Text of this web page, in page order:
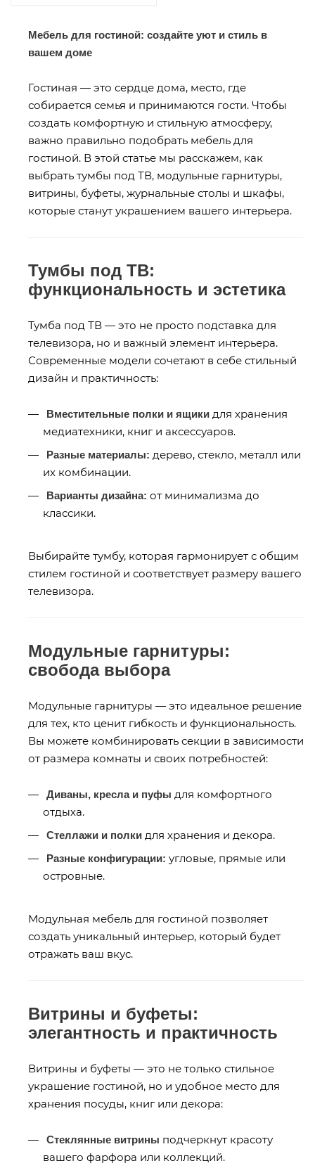
Мебель для гостиной: создайте уют и стиль в
вашем доме
Гостиная — это сердце дома, место, где
собирается семья и принимаются гости. Чтобы
создать комфортную и стильную атмосферу,
важно правильно подобрать мебель для
гостиной. В этой статье мы расскажем, как
выбрать тумбы под ТВ, модульные гарнитуры,
витрины, буфеты, журнальные столы и шкафы,
которые станут украшением вашего интерьера.
Тумбы под ТВ:
функциональность и эстетика
Тумба под ТВ — это не просто подставка для
телевизора, но и важный элемент интерьера.
Современные модели сочетают в себе стильный
дизайн и практичность:
Вместительные полки и ящики для хранения
медиатехники, книг и аксессуаров.
Разные материалы: дерево, стекло, металл или
их комбинации.
Варианты дизайна: от минимализма до
классики.
Выбирайте тумбу, которая гармонирует с общим
стилем гостиной и соответствует размеру вашего
телевизора.
Модульные гарнитуры:
свобода выбора
Модульные гарнитуры — это идеальное решение
для тех, кто ценит гибкость и функциональность.
Вы можете комбинировать секции в зависимости
от размера комнаты и своих потребностей:
Диваны, кресла и пуфы для комфортного
отдыха.
Стеллажи и полки для хранения и декора.
Разные конфигурации: угловые, прямые или
островные.
Модульная мебель для гостиной позволяет
создать уникальный интерьер, который будет
отражать ваш вкус.
Витрины и буфеты:
элегантность и практичность
Витрины и буфеты — это не только стильное
украшение гостиной, но и удобное место для
хранения посуды, книг или декора:
Стеклянные витрины подчеркнут красоту
вашего фарфора или коллекций.